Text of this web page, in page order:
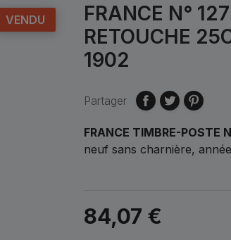
VENDU
FRANCE N°
RETOUCHE
1902
Partager
FRANCE TIMBRE-POSTE
neuf sans charnière,
84,07 €